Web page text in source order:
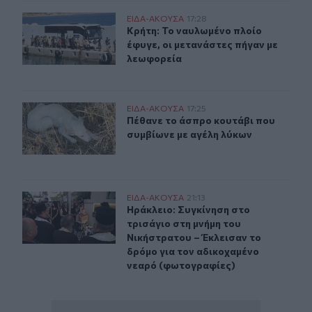
Κρήτη: Το ναυλωμένο πλοίο έφυγε, οι μετανάστες
ΕΙΔΑ-ΑΚΟΥΣΑ 17:28
Κρήτη: Το ναυλωμένο πλοίο έφυγε,
Κρήτη: Το ναυλωμένο πλοίο
έφυγε, οι μετανάστες πήγαν με
λεωφορεία
Πέθανε το άσπρο κουτάβι που συμβίωνε με αγέλη λύκων
ΕΙΔΑ-ΑΚΟΥΣΑ 17:25
Πέθανε το άσπρο κουτάβι που
Πέθανε το άσπρο κουτάβι που
συμβίωνε με αγέλη λύκων
Ηράκλειο: Συγκίνηση στο τρισάγιο στη μνήμη του
ΕΙΔΑ-ΑΚΟΥΣΑ 21:13
Ηράκλειο: Συγκίνηση στο
Ηράκλειο: Συγκίνηση στο
τρισάγιο στη μνήμη του
Νικήστρατου – Έκλεισαν το
δρόμο για τον αδικοχαμένο
νεαρό (φωτογραφίες)